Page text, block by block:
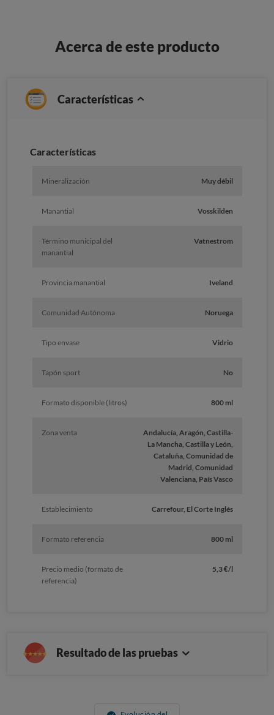
Acerca de este producto
Características
Caracterí­sticas
Mineralización Muy débil
Manantial Vosskilden
Término municipal del
manantial
Vatnestrom
Provincia manantial Iveland
Comunidad Autónoma Noruega
Tipo envase Vidrio
Tapón sport No
Formato disponible (litros) 800 ml
Zona venta
Andalucía, Aragón, Castilla-
La Mancha, Castilla y León,
Cataluña, Comunidad de
Madrid, Comunidad
Valenciana, País Vasco
Establecimiento Carrefour, El Corte Inglés
Formato referencia 800 ml
Precio medio (formato de
referencia)
5,3 €/l
Resultado de las pruebas